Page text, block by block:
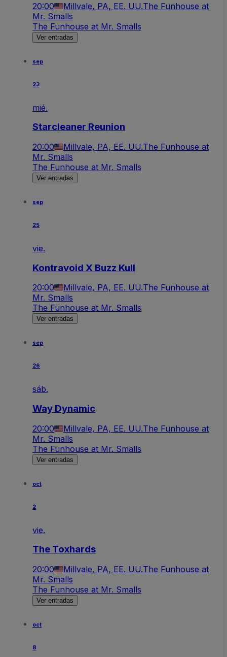
20:00 Millvale, PA, EE. UU.The Funhouse at
Mr. Smalls
The Funhouse at Mr. Smalls
Ver entradas
sep
23
mié.
Starcleaner Reunion
20:00 Millvale, PA, EE. UU.The Funhouse at
Mr. Smalls
The Funhouse at Mr. Smalls
Ver entradas
sep
25
vie.
Kontravoid X Buzz Kull
20:00 Millvale, PA, EE. UU.The Funhouse at
Mr. Smalls
The Funhouse at Mr. Smalls
Ver entradas
sep
26
sáb.
Way Dynamic
20:00 Millvale, PA, EE. UU.The Funhouse at
Mr. Smalls
The Funhouse at Mr. Smalls
Ver entradas
oct
2
vie.
The Toxhards
20:00 Millvale, PA, EE. UU.The Funhouse at
Mr. Smalls
The Funhouse at Mr. Smalls
Ver entradas
oct
8